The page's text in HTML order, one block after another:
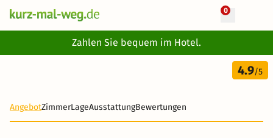
0
Zahlen Sie bequem im Hotel.
4 Tage
257 €
4.9/5
AngebotZimmerLageAusstattungBewertungen